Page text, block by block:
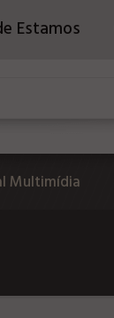
Estamos
Multimídia